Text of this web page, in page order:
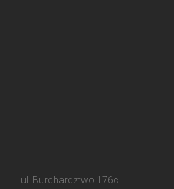
ul. Burchardztwo 176c